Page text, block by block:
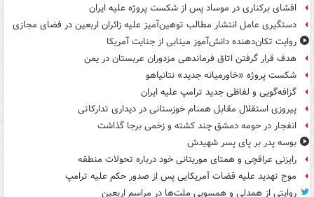
افشای برکناری در موساد پس از شکست پروژه علیه ایران
دستگیری عامل انتشار مطالب توهین‌آمیز علیه زائران اربعین در فضای مجازی
روایت تکان‌دهنده دانش‌آموز مینابی از جنایت آمریکا
هدف قرار گرفتن اتاق‌ فرماندهی مزدوران عربستان در یمن
شکست پروژه «خاورمیانه جدید» نتانیاهو
گزافه‌گویی و لفاظی جدید ترامپ علیه ایران
پیروزی استقلال مقابل همنام خوزستانی در دیداری تدارکاتی
انفجار در حومه دمشق چند کشته و زخمی برجا گذاشت
بوسه‌ پدر بر پای پسر شهیدش
رایزنی عراقچی و همتای موریتانی خود درباره تحولات منطقه
موج تهدید علیه قضات آمریکایی پس از صدور حکم علیه ترامپ
روایتی از همدلی و همسویی ملت‌ها در مراسم اربعین